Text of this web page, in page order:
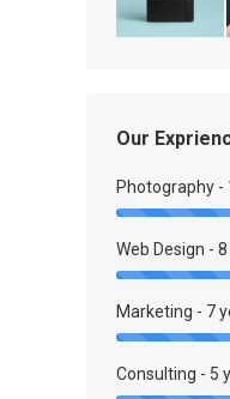
Our
Photography -
Web Design -
Marketing - 7
Consulting - 5